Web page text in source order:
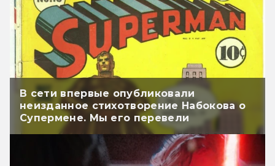
В сети впервые опубликовали
неизданное стихотворение Набокова о
Супермене. Мы его перевели